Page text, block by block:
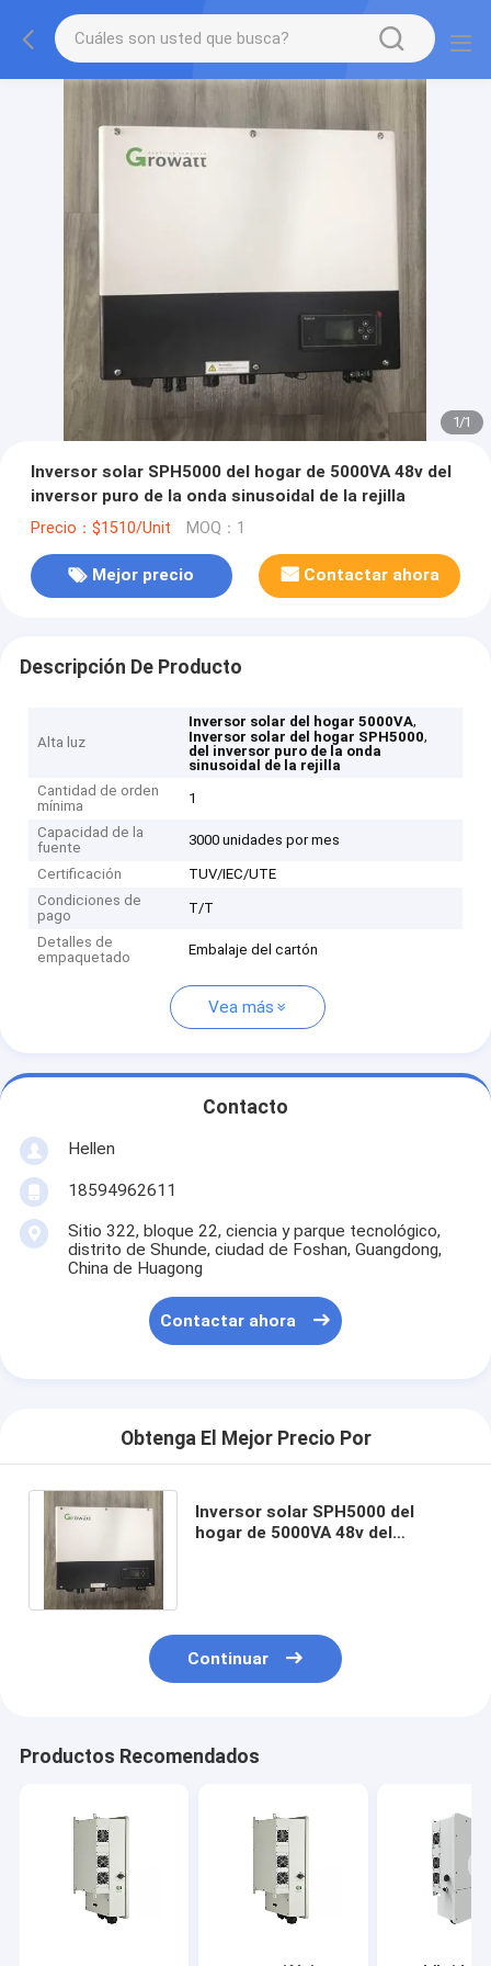
1/1
Inversor solar SPH5000 del hogar de 5000VA 48v del
inversor puro de la onda sinusoidal de la rejilla
Precio：$1510/Unit MOQ：1
Mejor precio Contactar ahora
Descripción De Producto
Alta luz
Inversor solar del hogar 5000VA,
Inversor solar del hogar SPH5000,
del inversor puro de la onda
sinusoidal de la rejilla
Cantidad de orden
mínima
1
Capacidad de la
fuente
3000 unidades por mes
Certificación
TUV/IEC/UTE
Condiciones de
pago
T/T
Detalles de
empaquetado
Embalaje del cartón
Vea más
Contacto
Hellen
18594962611
Sitio 322, bloque 22, ciencia y parque tecnológico,
distrito de Shunde, ciudad de Foshan, Guangdong,
China de Huagong
Contactar ahora
Obtenga El Mejor Precio Por
Inversor solar SPH5000 del
hogar de 5000VA 48v del
Continuar
Productos Recomendados